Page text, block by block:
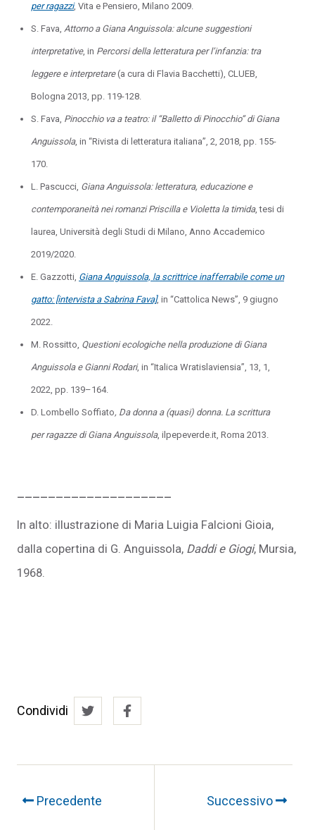
per ragazzi, Vita e Pensiero, Milano 2009.
S. Fava, Attorno a Giana Anguissola: alcune suggestioni
interpretative, in Percorsi della letteratura per l’infanzia: tra
leggere e interpretare(a cura di Flavia Bacchetti), CLUEB,
Bologna 2013, pp. 119-128.
S. Fava, Pinocchio va a teatro: il “Balletto di Pinocchio” di Giana
Anguissola, in “Rivista di letteratura italiana”, 2, 2018, pp. 155-
170.
L. Pascucci, Giana Anguissola: letteratura, educazione e
contemporaneità nei romanzi Priscilla e Violetta la timida, tesi di
laurea, Università degli Studi di Milano, Anno Accademico
2019/2020.
E. Gazzotti, Giana Anguissola, la scrittrice inafferrabile come un
gatto: [intervista a Sabrina Fava], in “Cattolica News”, 9 giugno
2022.
M. Rossitto, Questioni ecologiche nella produzione di Giana
Anguissola e Gianni Rodari, in “Italica Wratislaviensia”, 13, 1,
2022, pp. 139–164.
D. Lombello Soffiato, Da donna a (quasi) donna. La scrittura
per ragazze di Giana Anguissola, ilpepeverde.it, Roma 2013.
In alto: illustrazione di Maria Luigia Falcioni Gioia,
dalla copertina di G. Anguissola, Daddi e Giogi, Mursia,
1968.
Condividi
Precedente Successivo